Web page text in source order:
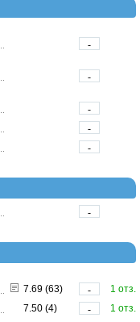
-
-
-
-
-
-
7.69 (63) -
1 отз.
7.50 (4) - 1 отз.